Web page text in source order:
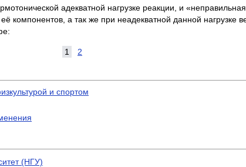
адекватной нагрузке реакции, и
компонентов, а так же при неадекватной данной нагрузке
1 2
и спортом
(НГУ)